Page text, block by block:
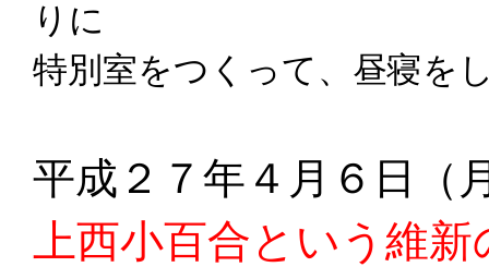
りに
特別室をつくって、昼寝を
平成２７年４月６日（
上西小百合という維新